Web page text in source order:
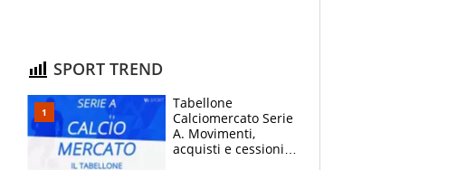
SPORT TREND
Tabellone
Calciomercato Serie
A. Movimenti,
acquisti e cessioni: